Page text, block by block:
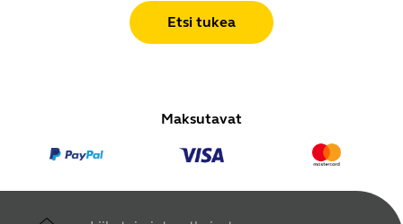
Etsi tukea
Maksutavat